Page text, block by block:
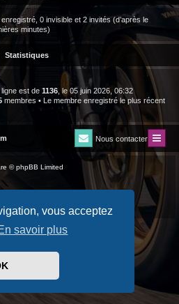
vous acceptez
savoir plus
0 invisible et 2 invités (d’après le
minutes)
Statistiques
est de 1136 , le 05 juin 2026, 06:32
membres • Le membre enregistré le plus récent
Nous contacter
© phpBB Limited